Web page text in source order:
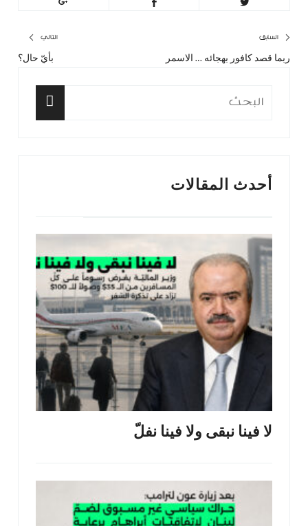
تصفّح
المقالات
السابق
المقال
ربما قصد كافور بهجائه … الاسمر
التالي
بأيّ حال؟
البحث
أحدث المقالات
لا فينا نبقى ولا فينا نفلّ